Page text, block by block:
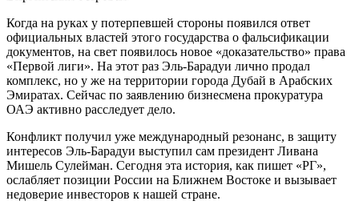
Когда на руках у потерпевшей стороны появился ответ
официальных властей этого государства о фальсификации
документов, на свет появилось новое «доказательство» права
«Первой лиги». На этот раз Эль-Барадуи лично продал
комплекс, но у же на территории города Дубай в Арабских
Эмиратах. Сейчас по заявлению бизнесмена прокуратура
ОАЭ активно расследует дело.
Конфликт получил уже международный резонанс, в защиту
интересов Эль-Барадуи выступил сам президент Ливана
Мишель Сулейман. Сегодня эта история, как пишет «РГ»,
ослабляет позиции России на Ближнем Востоке и вызывает
недоверие инвесторов к нашей стране.